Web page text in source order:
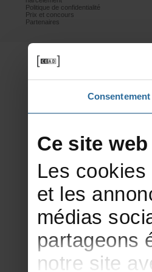
Consentement
Politiquedeconfidentialité
Prixetconcours
Partenaires